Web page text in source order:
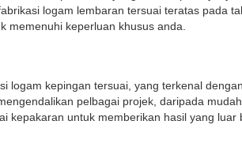
logam lembaran tersuai teratas pada
memenuhi keperluan khusus anda.
logam kepingan tersuai, yang terkenal
pelbagai projek, daripada
kepakaran untuk memberikan hasil yang